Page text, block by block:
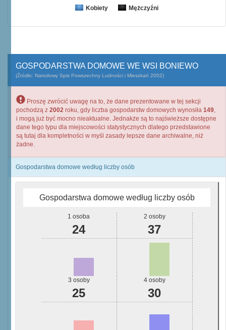
Kobiety Mężczyźni
GOSPODARSTWA DOMOWE WE WSI BONIEWO
(Źródło: Narodowy Spis Powszechny Ludności i Mieszkań 2002)
Proszę zwrócić uwagę na to, że dane prezentowane w tej sekcji
pochodzą z 2002 roku, gdy liczba gospodarstw domowych wynosiła 149,
i mogą już być mocno nieaktualne. Jednakże są to najświeższe dostępne
dane tego typu dla miejscowości statystycznych dlatego przedstawione
są tutaj dla kompletności w myśl zasady lepsze dane archiwalne, niż
żadne.
Gospodarstwa domowe według liczby osób
Gospodarstwa domowe według liczby osób
1 osoba
24
2 osoby
37
3 osoby
25
4 osoby
30